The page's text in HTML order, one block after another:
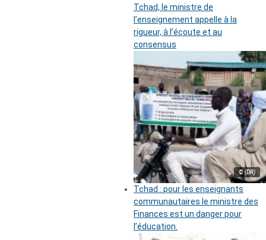
Tchad, le ministre de
l’enseignement appelle à la
rigueur, à l’écoute et au
consensus
© (DR)
Tchad : pour les enseignants
communautaires le ministre des
Finances est un danger pour
l’éducation.